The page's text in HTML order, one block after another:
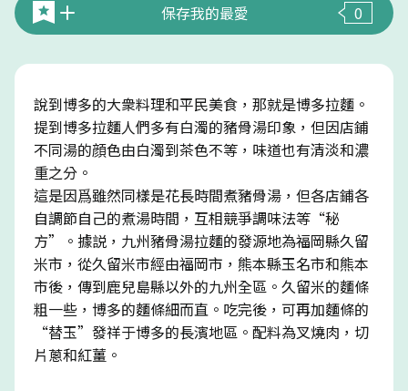
保存我的最愛 0
說到博多的大衆料理和平民美食，那就是博多拉麵。
提到博多拉麵人們多有白濁的豬骨湯印象，但因店鋪
不同湯的顔色由白濁到茶色不等，味道也有清淡和濃
重之分。
這是因爲雖然同樣是花長時間煮豬骨湯，但各店鋪各
自調節自己的煮湯時間，互相競爭調味法等“秘
方”。據説，九州豬骨湯拉麵的發源地為福岡縣久留
米市，從久留米市經由福岡市，熊本縣玉名市和熊本
市後，傳到鹿兒島縣以外的九州全區。久留米的麵條
粗一些，博多的麵條細而直。吃完後，可再加麵條的
“替玉”發祥于博多的長濱地區。配料為叉燒肉，切
片蔥和紅薑。